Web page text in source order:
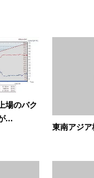
場のバク
...
東南アジ